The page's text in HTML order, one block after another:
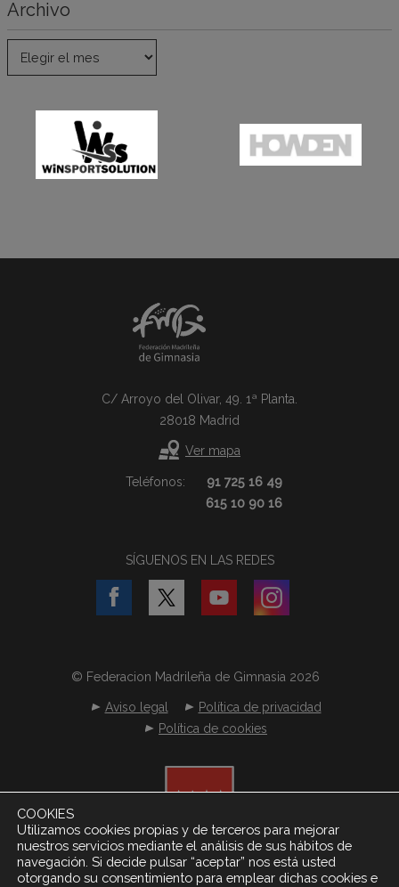
Archivo
C/ Arroyo del Olivar, 49. 1ª Planta.
28018 Madrid
Ver mapa
Teléfonos:
91 725 16 49
615 10 90 16
SÍGUENOS EN LAS REDES
© Federacion Madrileña de Gimnasia 2026
Aviso legal
Política de privacidad
Política de cookies
COOKIES
Utilizamos cookies propias y de terceros para mejorar
nuestros servicios mediante el análisis de sus hábitos de
navegación. Si decide pulsar “aceptar” nos está usted
otorgando su consentimiento para emplear dichas cookies e